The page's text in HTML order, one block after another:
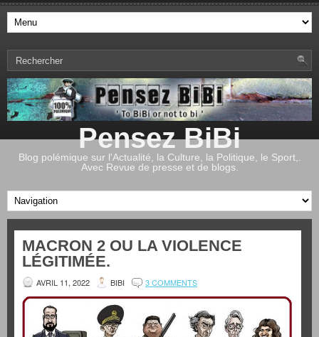
Pensez BiBi
Blog polémique sur l'Actualité, la Culture, la Politique, le Sport,.
Avec Revue de presse et de blogs.
MACRON 2 OU LA VIOLENCE
LÉGITIMÉE.
AVRIL 11, 2022 BIBI 3 COMMENTS